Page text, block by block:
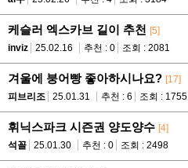
케슬러 엑스카브 길이 추천 [5]
inviz
25.02.16 추천 : 0 조회 : 2081
겨울에 붕어빵 좋아하시나요? [17]
피브리조
25.01.31 추천 : 6 조회 : 1755
휘닉스파크 시즌권 양도양수 [4]
석꼴
25.01.30 추천 : 0 조회 : 2498